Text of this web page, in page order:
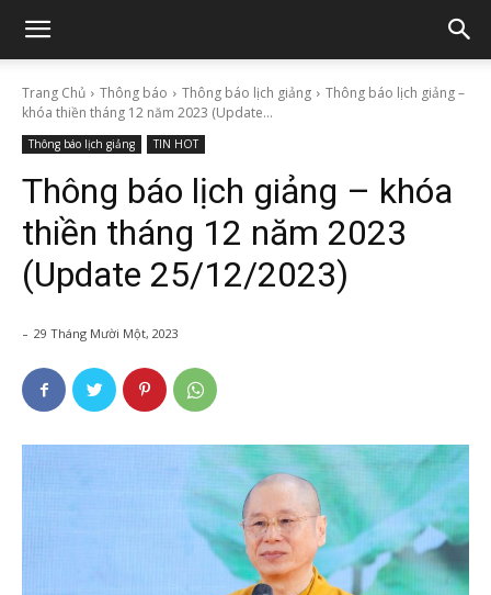
Trang Chủ Thông báo Thông báo lịch giảng
Thông báo lịch giảng –
khóa thiền tháng 12 năm 2023 (Update...
Thông báo lịch giảng TIN HOT
Thông báo lịch giảng – khóa
thiền tháng 12 năm 2023
(Update 25/12/2023)
- 29 Tháng Mười Một, 2023